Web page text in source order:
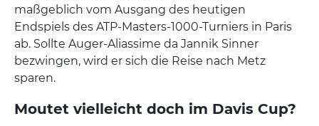
maßgeblich vom Ausgang des heutigen
Endspiels des ATP-Masters-1000-Turniers in Paris
ab. Sollte Auger-Aliassime da Jannik Sinner
bezwingen, wird er sich die Reise nach Metz
sparen.
Moutet vielleicht doch im Davis Cup?